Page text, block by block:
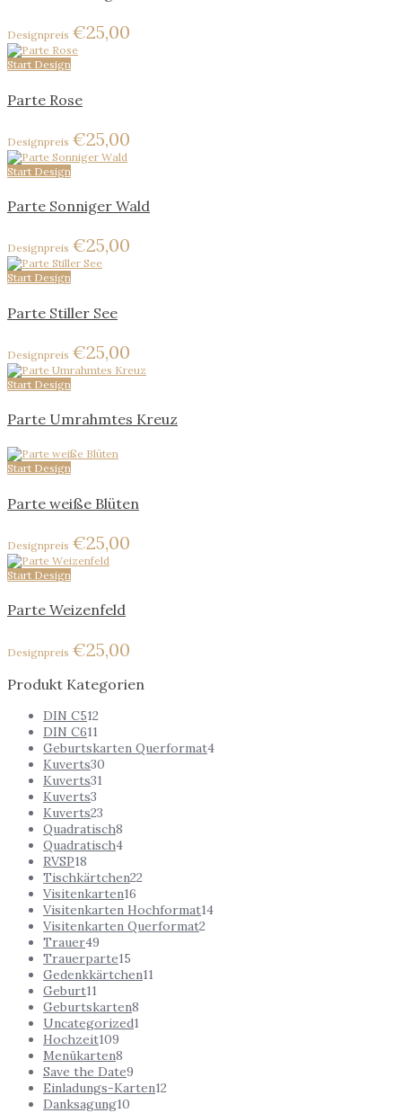
€25,00
Start Design
Parte Rose
€25,00
Start Design
Parte Sonniger Wald
€25,00
Start Design
Parte Stiller See
€25,00
Start Design
Parte Umrahmtes Kreuz
Start Design
Parte weiße Blüten
€25,00
Start Design
Parte Weizenfeld
€25,00
Produkt Kategorien
DIN C512
DIN C611
Geburtskarten Querformat4
Kuverts30
Kuverts31
Kuverts3
Kuverts23
Quadratisch8
Quadratisch4
RVSP18
Tischkärtchen22
Visitenkarten16
Visitenkarten Hochformat14
Visitenkarten Querformat2
Trauer49
Trauerparte15
Gedenkkärtchen11
Geburt11
Geburtskarten8
Uncategorized1
Hochzeit109
Menükarten8
Save the Date9
Einladungs-Karten12
Danksagung10